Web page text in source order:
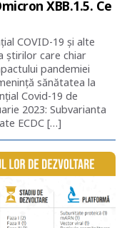
XBB.1.5. Ce
COVID-19 și alte
știrilor care chiar
pandemiei
sănătatea la
Covid-19 de
2023: Subvarianta
ECDC […]